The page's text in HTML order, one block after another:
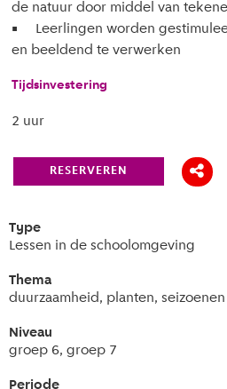
de natuur door middel van
• Leerlingen worden
en beeldend te verwerken
Tijdsinvestering
2 uur
RESERVEREN
Type
Lessen in de schoolomgeving
Thema
duurzaamheid, planten, seizoenen
Niveau
groep 6, groep 7
Periode